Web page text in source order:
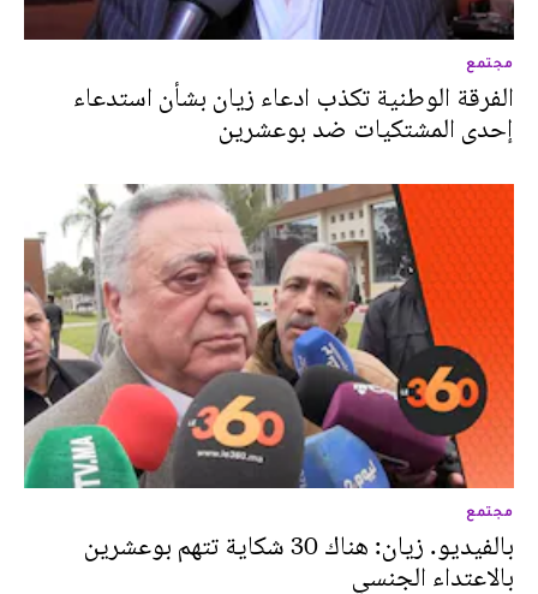
مجتمع
الفرقة الوطنية تكذب ادعاء زيان بشأن استدعاء
إحدى المشتكيات ضد بوعشرين
مجتمع
بالفيديو. زيان: هناك 30 شكاية تتهم بوعشرين
بالاعتداء الجنسي